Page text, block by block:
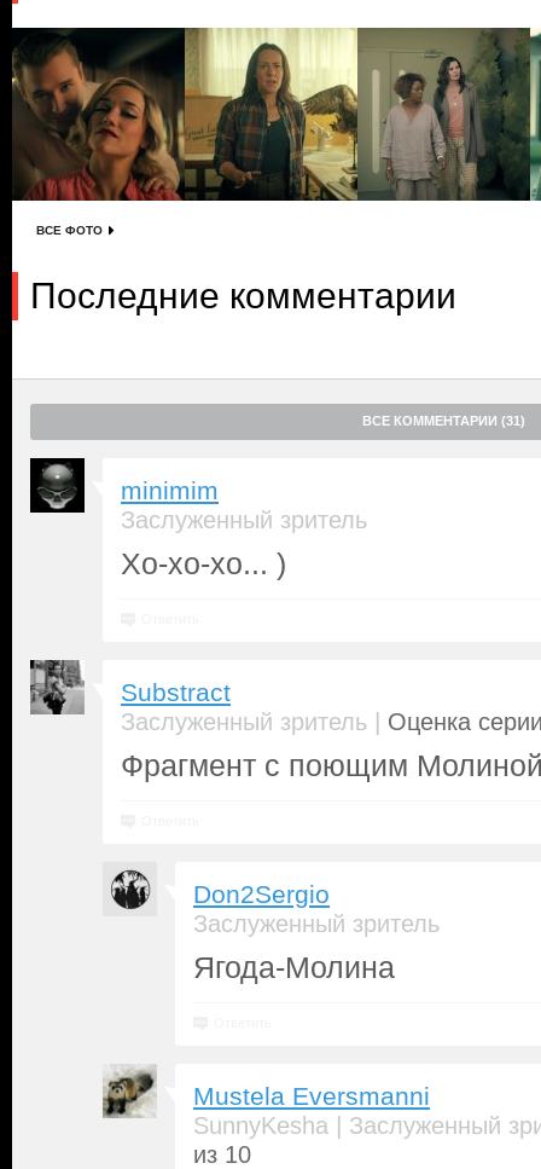
ВСЕ ФОТО
Последние комментарии
ВСЕ КОММЕНТАРИИ (31)
minimim
Заслуженный зритель
Хо-хо-хо... )
Substract
Заслуженный зритель | Оценка
Фрагмент с поющим
Don2Sergio
Заслуженный зритель
Ягода-Молина
Mustela Eversmanni
SunnyKesha | Заслуженный
из 10